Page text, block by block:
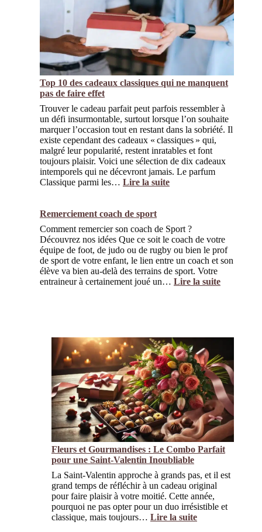
Le
Combo
Parfait
pour
une
Saint-
Valentin
Inoubliable
Top 10 des cadeaux classiques qui ne manquent
pas de faire effet
Trouver le cadeau parfait peut parfois ressembler à
un défi insurmontable, surtout lorsque l’on souhaite
marquer l’occasion tout en restant dans la sobriété. Il
existe cependant des cadeaux « classiques » qui,
malgré leur popularité, restent inratables et font
toujours plaisir. Voici une sélection de dix cadeaux
intemporels qui ne décevront jamais. Le parfum
Classique parmi les… Lire la suite:
classiques
qui
ne
manquent
pas
de
faire
Remerciement coach de sport
Comment remercier son coach de Sport ?
Découvrez nos idées Que ce soit le coach de votre
équipe de foot, de judo ou de rugby ou bien le prof
de sport de votre enfant, le lien entre un coach et son
élève va bien au-delà des terrains de sport. Votre
entraineur à certainement joué un… Lire la suite:
Fleurs et Gourmandises : Le Combo Parfait
pour une Saint-Valentin Inoubliable
La Saint-Valentin approche à grands pas, et il est
grand temps de réfléchir à un cadeau original
pour faire plaisir à votre moitié. Cette année,
pourquoi ne pas opter pour un duo irrésistible et
classique, mais toujours… Lire la suite